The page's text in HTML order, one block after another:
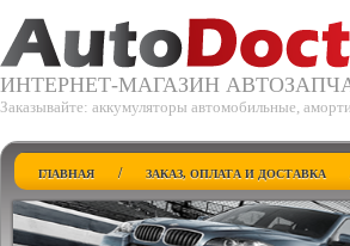
ИНТЕРНЕТ-МАГАЗИН
Заказывайте: аккумуляторы автомобильные,
ГЛАВНАЯ / ЗАКАЗ, ОПЛАТА И ДОСТАВКА